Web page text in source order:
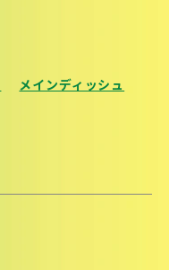
メインディッシュ